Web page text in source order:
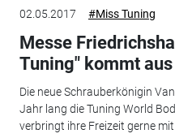
02.05.2017 #Miss Tuning
Messe
Tuning" kommt aus
Die neue Schrauberkönigin
Jahr lang die Tuning World
verbringt ihre Freizeit gerne